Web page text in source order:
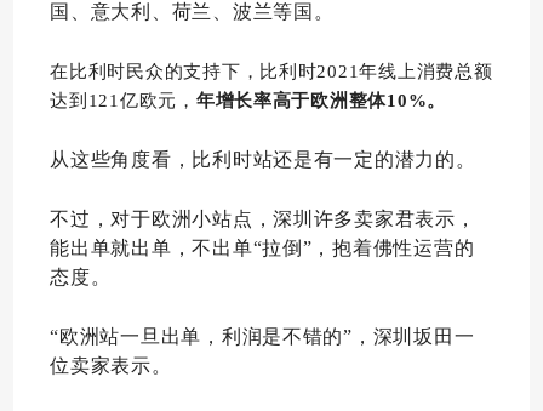
国、意大利、荷兰、波兰等国。
在比利时民众的支持下，比利时2021年线上消费总额
达到121亿欧元， 年增长率高于欧洲整体10%。
从这些角度看，比利时站还是有一定的潜力的。
不过，对于欧洲小站点，深圳许多卖家君表示，
能出单就出单，不出单“拉倒”，抱着佛性运营的
态度。
“欧洲站一旦出单，利润是不错的”，深圳坂田一
位卖家表示。